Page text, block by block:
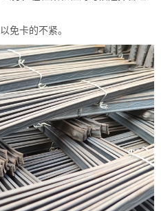
免卡的不紧。